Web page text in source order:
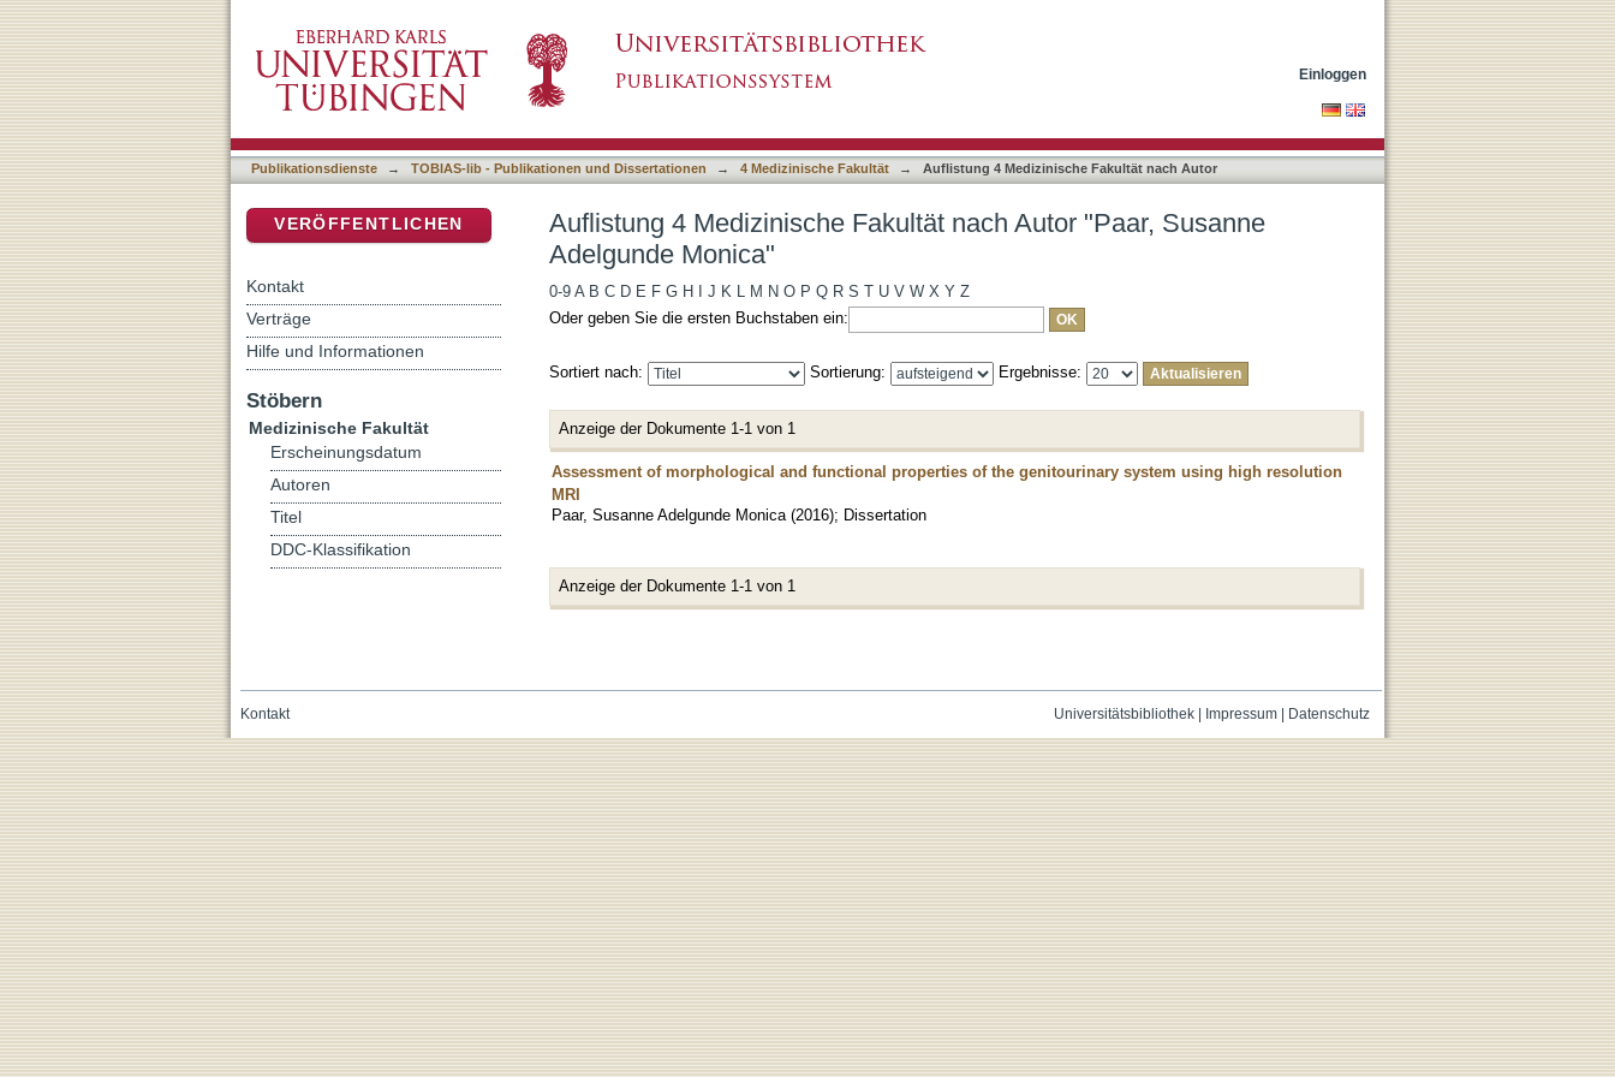
Einloggen
Publikationsdienste → TOBIAS-lib - Publikationen und Dissertationen → 4 Medizinische Fakultät → Auflistung 4 Medizinische Fakultät nach Autor
Auflistung 4 Medizinische Fakultät nach Autor "Paar, Susanne
Adelgunde Monica"
0-9 A B C D E F G H J K L M N O P Q R S T U V W X Y Z
Oder geben Sie die ersten Buchstaben ein:
Sortiert nach: Sortierung: Ergebnisse:
Anzeige der Dokumente 1-1 von 1
Assessment of morphological and functional properties of the genitourinary system using high resolution
MRI
Paar, Susanne Adelgunde Monica (2016); Dissertation
Anzeige der Dokumente 1-1 von 1
VERÖFFENTLICHEN
Kontakt
Verträge
Hilfe und Informationen
Stöbern
Medizinische Fakultät
Erscheinungsdatum
Autoren
Titel
DDC-Klassifikation
Universitätsbibliothek| Impressum| Datenschutz
Kontakt